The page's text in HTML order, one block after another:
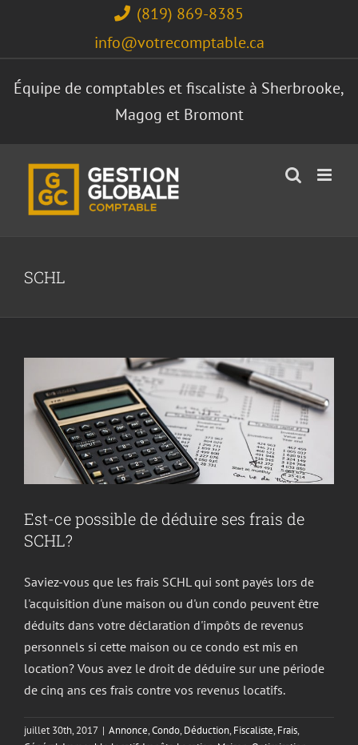
(819) 869-8385
info@votrecomptable.ca
Équipe de comptables et fiscaliste à Sherbrooke,
Magog et Bromont
SCHL
Annonce Condo Déduction Fiscaliste Frais Général
autonomes
Est-ce possible de déduire ses frais de
SCHL?
Saviez-vous que les frais SCHL qui sont payés lors de
l'acquisition d'une maison ou d'un condo peuvent être
déduits dans votre déclaration d'impôts de revenus
personnels si cette maison ou ce condo est mis en
location? Vous avez le droit de déduire sur une période
de cinq ans ces frais contre vos revenus locatifs.
juillet 30th, 2017 | Annonce,Condo, Déduction, Fiscaliste, Frais,